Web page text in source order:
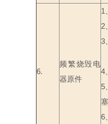
6.
频繁烧毁电
器原件
1
2
3
4
5
塞
6